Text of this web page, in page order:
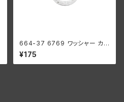
664-37 6769 ワッシャー カム
ギアシャフト用 0.007 インチ ス
タンダードサイズ 1枚 ハーレー
ダビッドソン 1937-73年 WL U
¥175